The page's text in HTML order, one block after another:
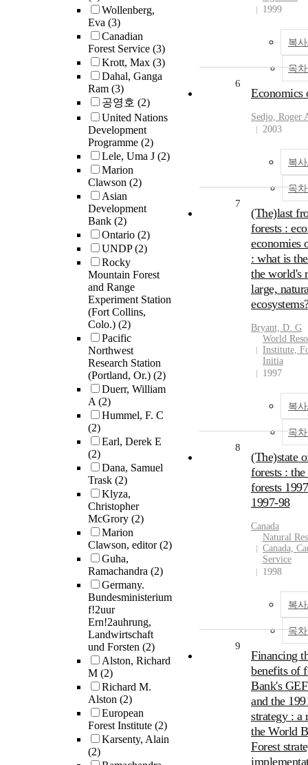
Wollenberg,
Eva (3)
Canadian
Forest Service (3)
Krott, Max (3)
Dahal, Ganga
Ram (3)
공영호 (2)
United Nations
Development
Programme (2)
Lele, Uma J (2)
Marion
Clawson (2)
Asian
Development
Bank (2)
Ontario (2)
UNDP(2)
Rocky
Mountain Forest
and Range
Experiment Station
(Fort Collins,
Colo.) (2)
Pacific
Northwest
Research Station
(Portland, Or.) (2)
Duerr, William
A(2)
Hummel, F. C
(2)
Earl, Derek E
(2)
Dana, Samuel
Trask (2)
Klyza,
Christopher
McGrory (2)
Marion
Clawson, editor(2)
Guha,
Ramachandra (2)
Germany.
Bundesministerium
f!2uur
Ern!2auhrung,
Landwirtschaft
und Forsten (2)
Alston, Richard
M (2)
Richard M.
Alston (2)
European
Forest Institute (2)
Karsenty, Alain
(2)
1999
복
목
6
Economics
Sedjo, Roger
2003
복
목
7
(The)last
forests :
economies
: what is
the world's
large,
Bryant, D. G
World
Institute,
Initia
1997
복
목
8
(The)state
forests : the
forests
1997-98
Canada
Natural
Canada,
Service
1998
복
목
9
Financing
benefits of
Bank's
and the
strategy : a
the World
Forest